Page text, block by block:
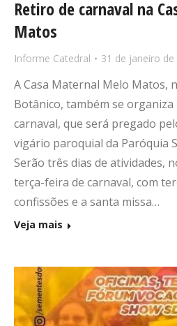
Retiro de carnaval na
Matos
Informe Catedral 31 de janeiro de
A Casa Maternal Melo Matos,
Botânico, também se
carnaval, que será pregado
vigário paroquial da Paróquia
Serão três dias de atividades,
terça-feira de carnaval, com
confissões e a santa missa…
Veja mais